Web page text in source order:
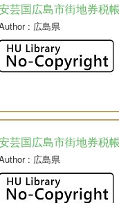
芸国広島市街地券税
: 広島県
芸国広島市街地券税
: 広島県